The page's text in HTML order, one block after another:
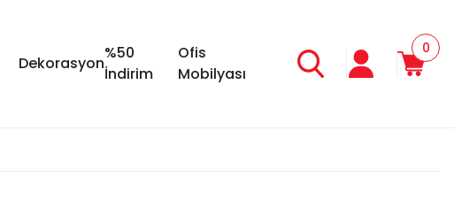
Dekorasyon
%50
İndirim
Ofis
Mobilyası
0